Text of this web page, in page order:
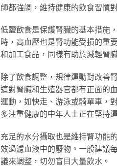
師都強調，維持健康的飲食習慣
低鹽飲食是保護腎臟的基本措施
時，高血壓也是腎功能受損的重
和加工食品，同樣有助於減輕腎
除了飲食調整，規律運動對改善
這對腎臟和生殖器官都有正面的
運動，如快走、游泳或騎單車，
多注重健康的中年人士正在堅持
充足的水分攝取也是維持腎功能
效過濾血液中的廢物。一般建議
議來調整，切勿盲目大量飲水。